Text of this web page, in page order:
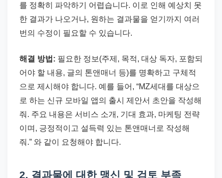
를 정확히 파악하기 어렵습니다. 이로 인해 예상치 못
한 결과가 나오거나, 원하는 결과물을 얻기까지 여러
번의 수정이 필요할 수 있습니다.
해결 방법: 필요한 정보(주제, 목적, 대상 독자, 포함되
어야 할 내용, 글의 톤앤매너 등)를 명확하고 구체적
으로 제시해야 합니다. 예를 들어, “MZ세대를 대상으
로 하는 신규 모바일 앱의 출시 제안서 초안을 작성해
줘. 주요 내용은 서비스 소개, 기대 효과, 마케팅 전략
이며, 긍정적이고 설득력 있는 톤앤매너로 작성해
줘.” 와 같이 요청해야 합니다.
2. 결과물에 대한 맹신 및 검토 부족